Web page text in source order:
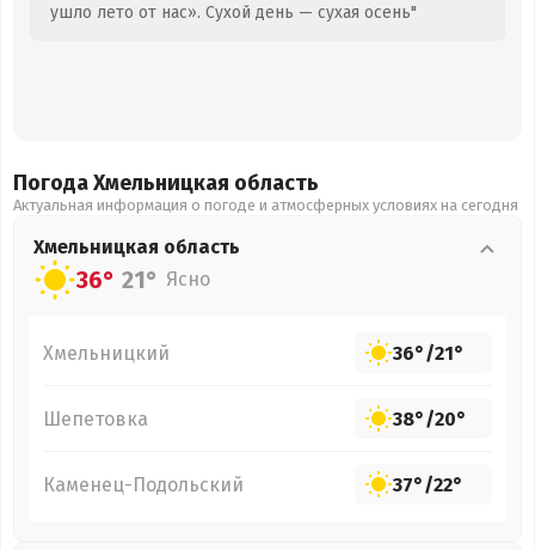
ушло лето от нас». Сухой день — сухая осень"
Погода Хмельницкая область
Актуальная информация о погоде и атмосферных условиях на сегодня
Хмельницкая область
36° 21° Ясно
Хмельницкий 36°/21°
Шепетовка 38°/20°
Каменец-Подольский 37°/22°